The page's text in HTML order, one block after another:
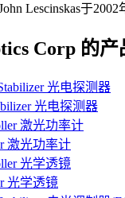
Lescinskas于
Corp 的产
光电探测器
激光功率计
光学透镜